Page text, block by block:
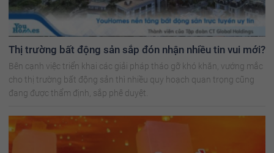
Thị trường bất động sản sắp đón nhận nhiều tin vui mới?
Bên cạnh việc triển khai các giải pháp tháo gỡ khó khăn, vướng mắc
cho thị trường bất động sản thì nhiều quy hoạch quan trọng cũng
đang được thẩm định, sắp phê duyệt.